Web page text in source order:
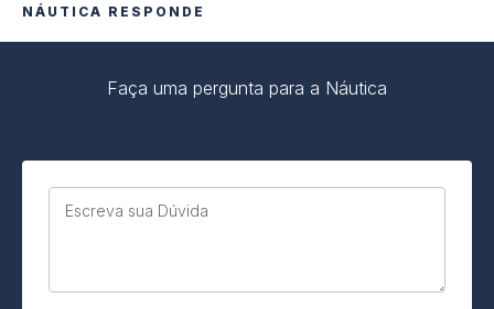
NÁUTICA RESPONDE
Faça uma pergunta para a Náutica
Escreva sua Dúvida